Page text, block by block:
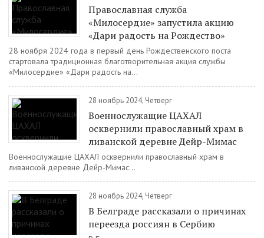
Православная служба
«Милосердие» запустила акцию
«Дари радость на Рождество»
28 ноября 2024 года в первый день Рождественского поста
стартовала традиционная благотворительная акция службы
«Милосердие» «Дари радость на...
28 ноябрь 2024, Четверг
Военнослужащие ЦАХАЛ
осквернили православный храм в
ливанской деревне Дейр-Мимас
Военнослужащие ЦАХАЛ осквернили православный храм в
ливанской деревне Дейр-Мимас...
28 ноябрь 2024, Четверг
В Белграде рассказали о причинах
переезда россиян в Сербию